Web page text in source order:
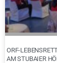
ORF-
AM STUBAIER